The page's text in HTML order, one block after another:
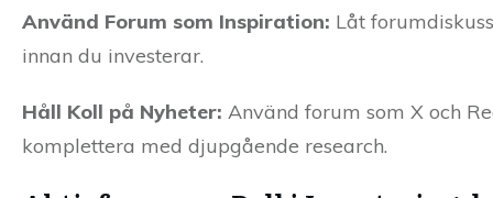
Använd Forum som Inspiration: Låt
innan du investerar.
Håll Koll på Nyheter: Använd forum som X och
komplettera med djupgående research.